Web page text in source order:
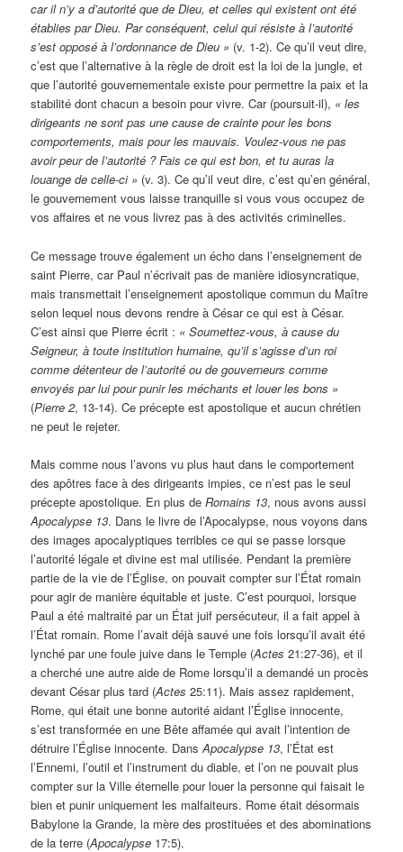
car il n’y a d’autorité que de Dieu, et celles qui existent ont été
établies par Dieu. Par conséquent, celui qui résiste à l’autorité
s’est opposé à l’ordonnance de Dieu » (v. 1-2). Ce qu’il veut dire,
c’est que l’alternative à la règle de droit est la loi de la jungle, et
que l’autorité gouvernementale existe pour permettre la paix et la
stabilité dont chacun a besoin pour vivre. Car (poursuit-il), « les
dirigeants ne sont pas une cause de crainte pour les bons
comportements, mais pour les mauvais. Voulez-vous ne pas
avoir peur de l’autorité ? Fais ce qui est bon, et tu auras la
louange de celle-ci » (v. 3). Ce qu’il veut dire, c’est qu’en général,
le gouvernement vous laisse tranquille si vous vous occupez de
vos affaires et ne vous livrez pas à des activités criminelles.
Ce message trouve également un écho dans l’enseignement de
saint Pierre, car Paul n’écrivait pas de manière idiosyncratique,
mais transmettait l’enseignement apostolique commun du Maître
selon lequel nous devons rendre à César ce qui est à César.
C’est ainsi que Pierre écrit : « Soumettez-vous, à cause du
Seigneur, à toute institution humaine, qu’il s’agisse d’un roi
comme détenteur de l’autorité ou de gouverneurs comme
envoyés par lui pour punir les méchants et louer les bons »
(Pierre 2, 13-14). Ce précepte est apostolique et aucun chrétien
ne peut le rejeter.
Mais comme nous l’avons vu plus haut dans le comportement
des apôtres face à des dirigeants impies, ce n’est pas le seul
précepte apostolique. En plus deRomains 13, nous avons aussi
Apocalypse 13. Dans le livre de l’Apocalypse, nous voyons dans
des images apocalyptiques terribles ce qui se passe lorsque
l’autorité légale et divine est mal utilisée. Pendant la première
partie de la vie de l’Église, on pouvait compter sur l’État romain
pour agir de manière équitable et juste. C’est pourquoi, lorsque
Paul a été maltraité par un État juif persécuteur, il a fait appel à
l’État romain. Rome l’avait déjà sauvé une fois lorsqu’il avait été
lynché par une foule juive dans le Temple (Actes 21:27-36), et il
a cherché une autre aide de Rome lorsqu’il a demandé un procès
devant César plus tard (Actes 25:11). Mais assez rapidement,
Rome, qui était une bonne autorité aidant l’Église innocente,
s’est transformée en une Bête affamée qui avait l’intention de
détruire l’Église innocente. DansApocalypse 13, l’État est
l’Ennemi, l’outil et l’instrument du diable, et l’on ne pouvait plus
compter sur la Ville éternelle pour louer la personne qui faisait le
bien et punir uniquement les malfaiteurs. Rome était désormais
Babylone la Grande, la mère des prostituées et des abominations
de la terre (Apocalypse 17:5).